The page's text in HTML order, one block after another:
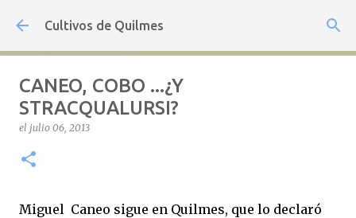
Ir al contenido principal
Cultivos de Quilmes
CANEO, COBO ...¿Y
STRACQUALURSI?
el julio 06, 2013
Miguel Caneo sigue en Quilmes, que lo declaró